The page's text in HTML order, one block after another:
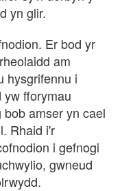
yn glir.
Er bod yr
am
hysgrifennu i
fforymau
amser yn cael
Rhaid i'r
i gefnogi
gwneud